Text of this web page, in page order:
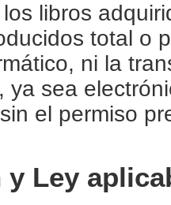
libros
total o
ni la
ya sea
el permiso
Ley